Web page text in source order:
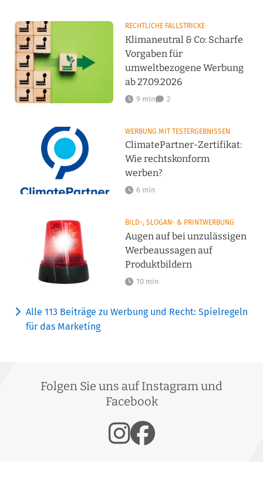
RECHTLICHE FALLSTRICKE
Klimaneutral & Co: Scharfe
Vorgaben für
umweltbezogene Werbung
ab 27.09.2026
9 min 2
WERBUNG MIT TESTERGEBNISSEN
ClimatePartner-Zertifikat:
Wie rechtskonform
werben?
6 min
BILD-, SLOGAN- & PRINTWERBUNG
Augen auf bei unzulässigen
Werbeaussagen auf
Produktbildern
10 min
Alle 113 Beiträge zu Werbung und Recht: Spielregeln
für das Marketing
Folgen Sie uns auf Instagram und
Facebook